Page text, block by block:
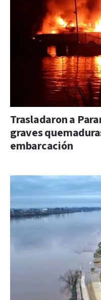
Trasladaron a
graves
embarcación